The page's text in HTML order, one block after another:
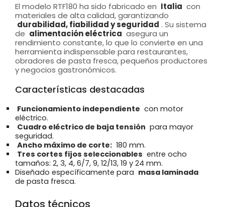
El modelo RTF180 ha sido fabricado en Italia con
materiales de alta calidad, garantizando
durabilidad, fiabilidad y seguridad . Su sistema
de alimentación eléctrica asegura un
rendimiento constante, lo que lo convierte en una
herramienta indispensable para restaurantes,
obradores de pasta fresca, pequeños productores
y negocios gastronómicos.
Características destacadas
Funcionamiento independiente con motor
eléctrico.
Cuadro eléctrico de baja tensión para mayor
seguridad.
Ancho máximo de corte: 180 mm.
Tres cortes fijos seleccionables entre ocho
tamaños: 2, 3, 4, 6/7, 9, 12/13, 19 y 24 mm.
Diseñado específicamente para masa laminada
de pasta fresca.
Datos técnicos